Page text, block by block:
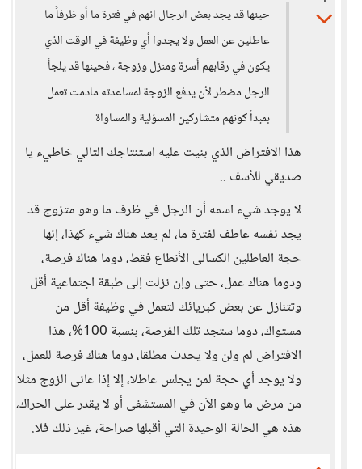
حينها قد يجد بعض الرجال انهم في فترة ما أو ظرفاً ما
عاطلين عن العمل ولا يجدوا أي وظيفة في الوقت الذي
يكون في رقابهم أسرة ومنزل وزوجة ، فحينها قد يلجأ
الرجل مضطر لأن يدفع الزوجة لمساعدته مادمت تعمل
بمبدأ كونهم متشاركين المسؤلية والمساواة
هذا الافتراض الذي بنيت عليه استنتاجك التالي خاطيء يا
صديقي للأسف ..
لا يوجد شيء اسمه أن الرجل في ظرف ما وهو متزوج قد
يجد نفسه عاطف لفترة ما، لم يعد هناك شيء كهذا، إنها
حجة العاطلين الكسالى الأنطاع فقط، دوما هناك فرصة،
ودوما هناك عمل، حتى وإن نزلت إلى طبقة اجتماعية أقل
وتتنازل عن بعض كبريائك لتعمل في وظيفة أقل من
مستواك، دوما ستجد تلك الفرصة، بنسبة 100%، هذا
الافتراض لم ولن ولا يحدث مطلقا، دوما هناك فرصة للعمل،
ولا يوجد أي حجة لمن يجلس عاطلا، إلا إذا عانى الزوج مثلا
من مرض ما وهو الآن في المستشفى أو لا يقدر على الحراك،
هذه هي الحالة الوحيدة التي أقبلها صراحة، غير ذلك فلا.